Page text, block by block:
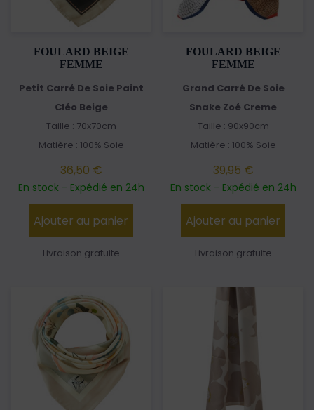
FOULARD BEIGE
FEMME
Petit Carré De Soie Paint
Cléo Beige
Taille : 70x70cm
Matière : 100% Soie
36,50 €
En stock - Expédié en 24h
Ajouter au panier
Livraison gratuite
FOULARD BEIGE
FEMME
Grand Carré De Soie
Snake Zoé Creme
Taille : 90x90cm
Matière : 100% Soie
39,95 €
En stock - Expédié en 24h
Ajouter au panier
Livraison gratuite